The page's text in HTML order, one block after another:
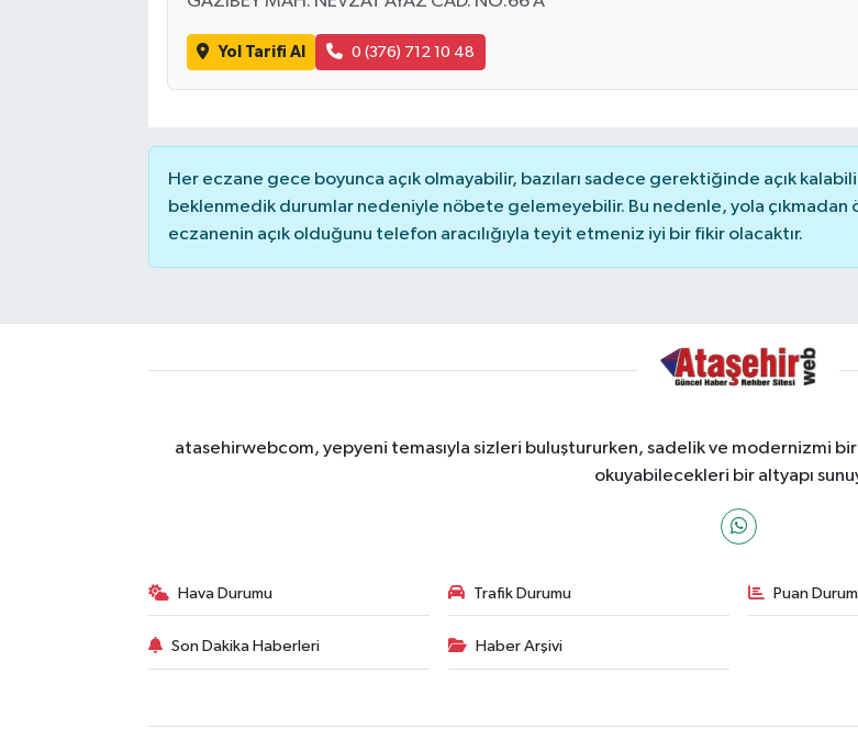
Yol Tarifi Al 0 (376) 712 10 48
Her eczane gece boyunca açık olmayabilir, bazıları sadece gerektiğinde açık
beklenmedik durumlar nedeniyle nöbete gelemeyebilir. Bu nedenle, yola çıkmadan
eczanenin açık olduğunu telefon aracılığıyla teyit etmeniz iyi bir fikir olacaktır.
atasehirwebcom, yepyeni temasıyla sizleri buluştururken, sadelik ve modernizmi
okuyabilecekleri bir altyapı
Hava Durumu Trafik Durumu Puan
Son Dakika Haberleri Haber Arşivi